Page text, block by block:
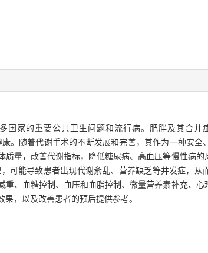
家的重要公共卫生问题和流行病。肥胖及其合并
。随着代谢手术的不断发展和完善，其作为一种安全
量，改善代谢指标，降低糖尿病、高血压等慢性病
可能导致患者出现代谢紊乱、营养缺乏等并发症，从
、血糖控制、血压和血脂控制、微量营养素补充、心
，以及改善患者的预后提供参考。